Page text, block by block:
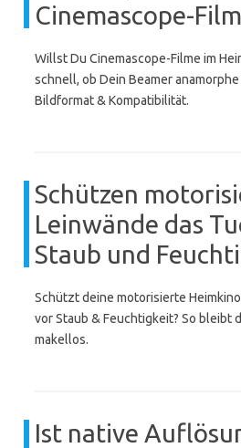
Cinemascope-
Willst Du Cinemascope-Filme im
schnell, ob Dein Beamer
Bildformat & Kompatibilität.
Schützen
Leinwände das
Staub und
Schützt deine motorisierte
vor Staub & Feuchtigkeit? So bleibt
makellos.
Ist native